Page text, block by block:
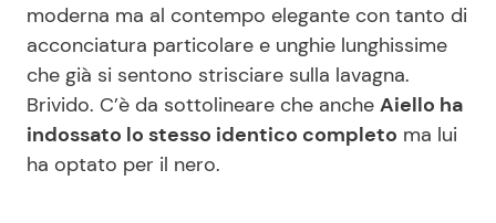
moderna ma al contempo elegante con tanto di
acconciatura particolare e unghie lunghissime
che già si sentono strisciare sulla lavagna.
Brivido. C’è da sottolineare che anche Aiello ha
indossato lo stesso identico completo ma lui
ha optato per il nero.